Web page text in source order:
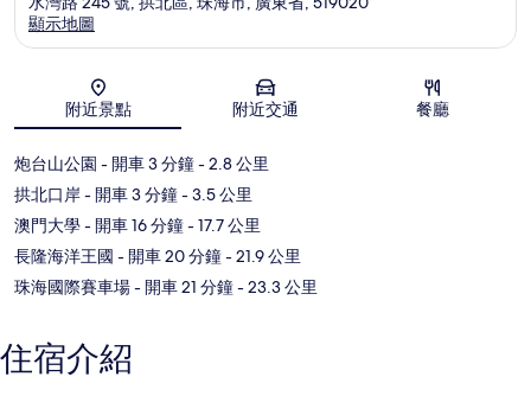
地圖
顯示地圖
附近景點 附近交通 餐廳
炮台山公園 - 開車 3 分鐘- 2.8 公里
拱北口岸- 開車 3 分鐘- 3.5 公里
澳門大學- 開車 16 分鐘- 17.7 公里
長隆海洋王國 - 開車 20 分鐘- 21.9 公里
珠海國際賽車場- 開車 21 分鐘- 23.3 公里
住宿介紹